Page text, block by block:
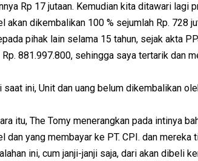
Rp 17 jutaan. Kemudian kita ditawari lagi
akan dikembalikan 100 % sejumlah Rp. 728
pihak lain selama 15 tahun, sejak akta
Rp. 881.997.800, sehingga saya tertarik dan
saat ini, Unit dan uang belum dikembalikan
itu, The Tomy menerangkan pada intinya
dan yang membayar ke PT. CPI. dan
ini, cum janji-janji saja, dari akan dibeli